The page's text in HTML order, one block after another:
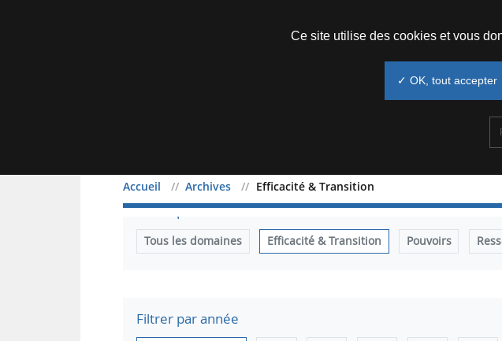
Accueil Archives Efficacité & Transition
Filtrer par domaine
Tous les domaines Efficacité & Transition Pouvoirs
Filtrer par année
Ce site utilise des cookies et vous
✓ OK, tout accepter